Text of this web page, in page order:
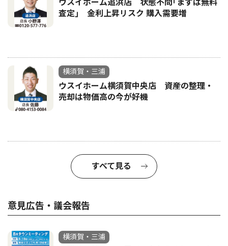
ウスイホーム追浜店 状態不問｢まずは無料
査定｣ 金利上昇リスク 購入需要増
横須賀・三浦
ウスイホーム横須賀中央店 資産の整理・
売却は物価高の今が好機
すべて見る
意見広告・議会報告
横須賀・三浦